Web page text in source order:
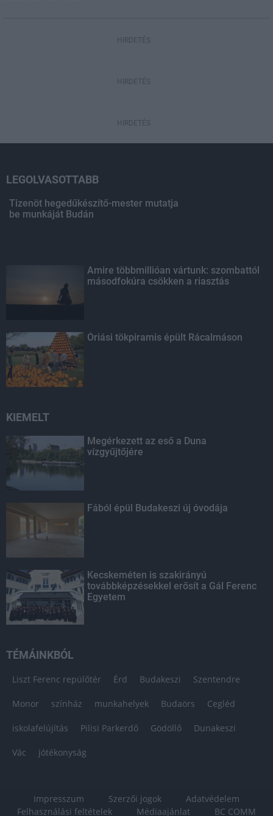
HIRDETÉS
HIRDETÉS
HIRDETÉS
LEGOLVASOTTABB
Tizenöt hegedűkészítő-mester mutatja
be munkáját Budán
Amire többmillióan vártunk: szombattól
másodfokúra csökken a riasztás
Óriási tökpiramis épült Rácalmáson
KIEMELT
Megérkezett az eső a Duna
vízgyűjtőjére
Fából épül Budakeszi új óvodája
Kecskeméten is szakirányú
továbbképzésekkel erősít a Gál Ferenc
Egyetem
TÉMÁINKBÓL
Liszt Ferenc repülőtér Érd Budakeszi Szentendre
Monor színház munkahelyek Budaörs Cegléd
iskolafelújítás Pilisi Parkerdő Gödöllő Dunakeszi
Vác jótékonyság
Impresszum Szerzői jogok
Adatvédelem
Felhasználási feltételek
Médiaajánlat BC COMM